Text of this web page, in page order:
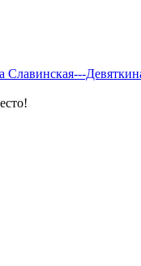
Славинская---